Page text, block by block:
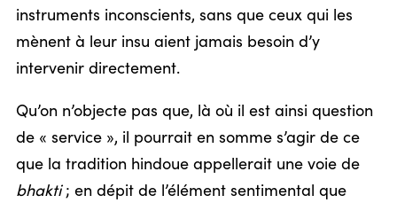
instruments inconscients, sans que ceux qui les
mènent à leur insu aient jamais besoin d’y
intervenir directement.
Qu’on n’objecte pas que, là où il est ainsi question
de « service », il pourrait en somme s’agir de ce
que la tradition hindoue appellerait une voie de
bhakti; en dépit de l’élément sentimental que